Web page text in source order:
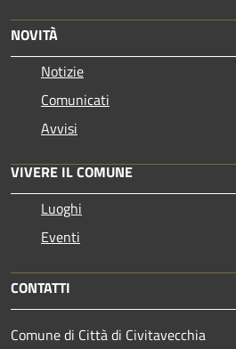
NOVITÀ
Notizie
Comunicati
Avvisi
VIVERE IL COMUNE
Luoghi
Eventi
CONTATTI
Comune di Città di Civitavecchia